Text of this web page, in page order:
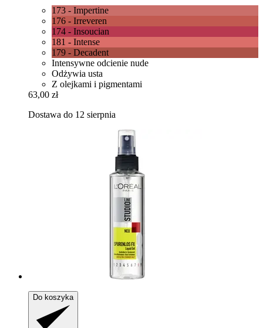
173 - Impertine
176 - Irreveren
174 - Insoucian
181 - Intense
179 - Decadent
Intensywne odcienie nude
Odżywia usta
Z olejkami i pigmentami
63,00 zł
Dostawa do 12 sierpnia
Do koszyka